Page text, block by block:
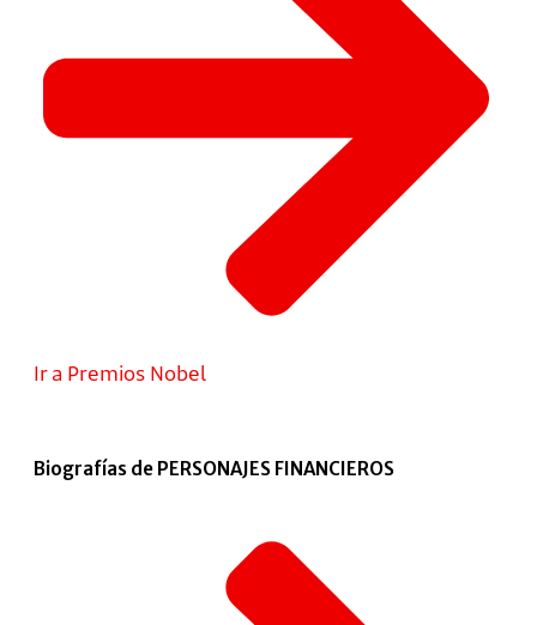
Ir a Premios Nobel
Biografías de PERSONAJES FINANCIEROS